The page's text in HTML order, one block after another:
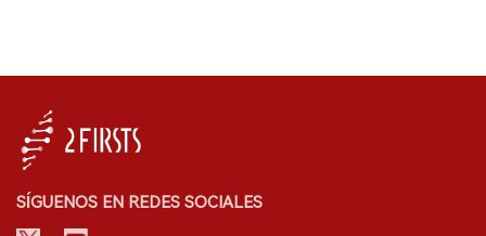
SÍGUENOS EN REDES SOCIALES